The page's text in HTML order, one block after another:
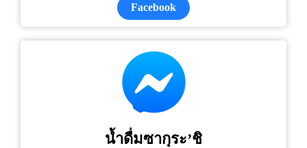
Facebook
น้ำดื่มซากุระ’ชิ